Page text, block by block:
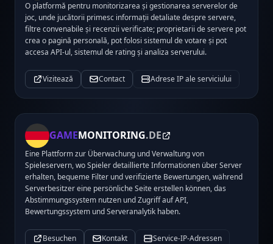
O platformă pentru monitorizarea și gestionarea serverelor de
joc, unde jucătorii primesc informații detaliate despre servere,
filtre convenabile și recenzii verificate; proprietarii de servere pot
crea o pagină personală, pot folosi sistemul de votare și pot
accesa API-ul, sistemul de rating și analiza serverului.
Vizitează Contact Adrese IP ale serviciului
GAMEMONITORING.DE
Eine Plattform zur Überwachung und Verwaltung von
Spieleservern, wo Spieler detaillierte Informationen über Server
erhalten, bequeme Filter und verifizierte Bewertungen, während
Serverbesitzer eine persönliche Seite erstellen können, das
Abstimmungssystem nutzen und Zugriff auf API,
Bewertungssystem und Serveranalytik haben.
Besuchen Kontakt Service-IP-Adressen